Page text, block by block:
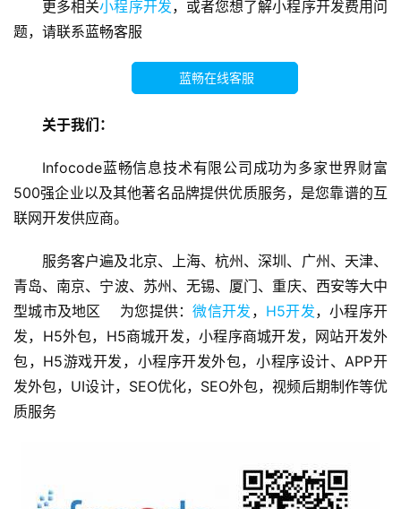
销
营
广
V
I
/
U
I
更多相关小程序开发，或者您想了解小程序开发费用问
题，请联系蓝畅客服
蓝畅在线客服
关于我们：
Infocode蓝畅信息技术有限公司成功为多家世界财富
500强企业以及其他著名品牌提供优质服务，是您靠谱的互
联网开发供应商。
服务客户遍及北京、上海、杭州、深圳、广州、天津、
青岛、南京、宁波、苏州、无锡、厦门、重庆、西安等大中
型城市及地区    为您提供：微信开发 ， H5开发，小程序开
发，H5外包，H5商城开发，小程序商城开发，网站开发外
包，H5游戏开发，小程序开发外包，小程序设计、APP开
发外包，UI设计，SEO优化，SEO外包，视频后期制作等优
质服务